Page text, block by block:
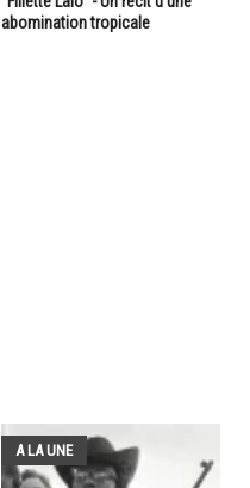
abomination tropicale
A LA UNE